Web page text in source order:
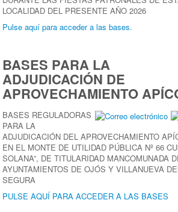
LOCALIDAD DEL PRESENTE AÑO 2026
Pulse aquí para acceder a las bases.
BASES PARA LA
ADJUDICACIÓN DE
APROVECHAMIENTO
BASES REGULADORAS
PARA LA
ADJUDICACIÓN DEL APROVECHAMIENTO
EN EL MONTE DE UTILIDAD PÚBLICA Nº 66
SOLANA”, DE TITULARIDAD MANCOMUNADA
AYUNTAMIENTOS DE OJÓS Y VILLANUEVA
SEGURA
PULSE AQUÍ PARA ACCEDER A LAS BASES